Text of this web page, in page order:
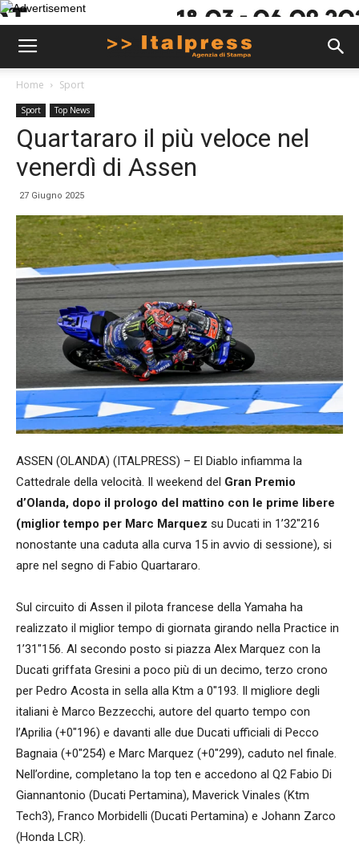
Home Sport
Sport Top News
Quartararo il più veloce nel
venerdì di Assen
27 Giugno 2025
ASSEN (OLANDA) (ITALPRESS) – El Diablo infiamma la
Cattedrale della velocità. Il weekend del Gran Premio
d’Olanda, dopo il prologo del mattino con le prime libere
(miglior tempo per Marc Marquez su Ducati in 1’32″216
nonostante una caduta alla curva 15 in avvio di sessione), si
apre nel segno di Fabio Quartararo.
Sul circuito di Assen il pilota francese della Yamaha ha
realizzato il miglior tempo di giornata girando nella Practice in
1’31″156. Al secondo posto si piazza Alex Marquez con la
Ducati griffata Gresini a poco più di un decimo, terzo crono
per Pedro Acosta in sella alla Ktm a 0″193. Il migliore degli
italiani è Marco Bezzecchi, autore del quarto tempo con
l’Aprilia (+0″196) e davanti alle due Ducati ufficiali di Pecco
Bagnaia (+0″254) e Marc Marquez (+0″299), caduto nel finale.
Nell’ordine, completano la top ten e accedono al Q2 Fabio Di
Giannantonio (Ducati Pertamina), Maverick Vinales (Ktm
Tech3), Franco Morbidelli (Ducati Pertamina) e Johann Zarco
(Honda LCR).